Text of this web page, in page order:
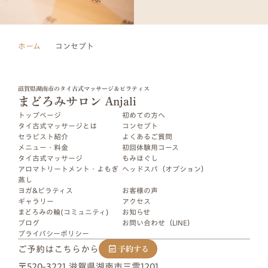
ホーム コンセプト
滋賀県湖南市のタイ古式マッサージ＆ピラティス
まどろみサロン Anjali
トップページ 初めての​方​へ​
タイ古式マッサージとは コンセプト
セラピスト紹介 よくあるご質問
メニュー・料金 初回体験用コース
タイ古式マッサージ もみほぐし
アロマトリートメント・よもぎ
蒸し
ヘッドスパ（オプション）
ヨガ&ピラティス
お客様の​声
ギャラリー アクセス
まどろみの輪(コミュニティ) お知らせ
ブログ お問い合わせ（LINE）
プライバシーポリシー
ご予約はこちらから 予約する